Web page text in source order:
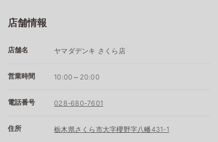
店舗情報
店舗名 ヤマダデンキ さくら店
営業時間 10:00～20:00
電話番号 028-680-7601
住所 栃木県さくら市大字櫻野字八幡431-1